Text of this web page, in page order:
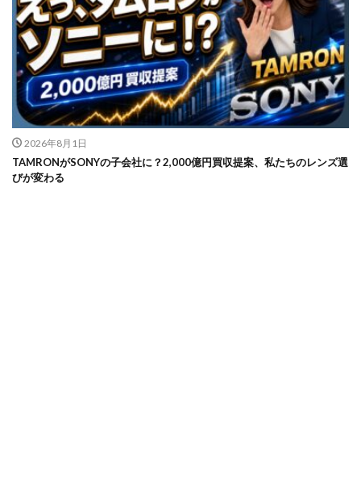
2026年8月1日
TAMRONがSONYの子会社に？2,000億円買収提案、私たちのレンズ選
びが変わる